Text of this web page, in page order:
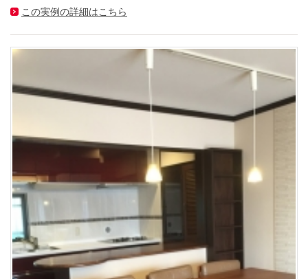
この実例の詳細はこちら